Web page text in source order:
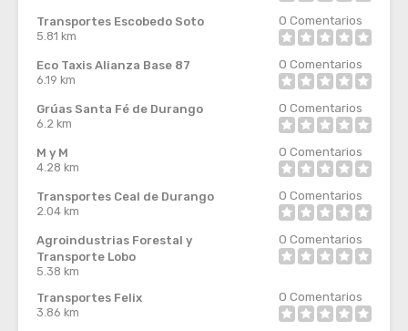
Transportes Escobedo Soto
5.81 km
0 Comentarios
Eco Taxis Alianza Base 87
6.19 km
0 Comentarios
Grúas Santa Fé de Durango
6.2 km
0 Comentarios
M y M
4.28 km
0 Comentarios
Transportes Ceal de Durango
2.04 km
0 Comentarios
Agroindustrias Forestal y
Transporte Lobo
5.38 km
0 Comentarios
Transportes Felix
3.86 km
0 Comentarios